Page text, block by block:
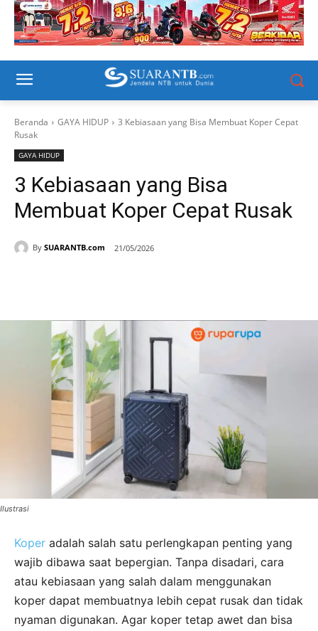
Beranda GAYA HIDUP
3 Kebiasaan yang Bisa Membuat Koper Cepat
Rusak
GAYA HIDUP
3 Kebiasaan yang Bisa
Membuat Koper Cepat Rusak
By SUARANTB.com 21/05/2026
Ilustrasi
Koper adalah salah satu perlengkapan penting yang
wajib dibawa saat bepergian. Tanpa disadari, cara
atau kebiasaan yang salah dalam menggunakan
koper dapat membuatnya lebih cepat rusak dan tidak
nyaman digunakan. Agar koper tetap awet dan bisa